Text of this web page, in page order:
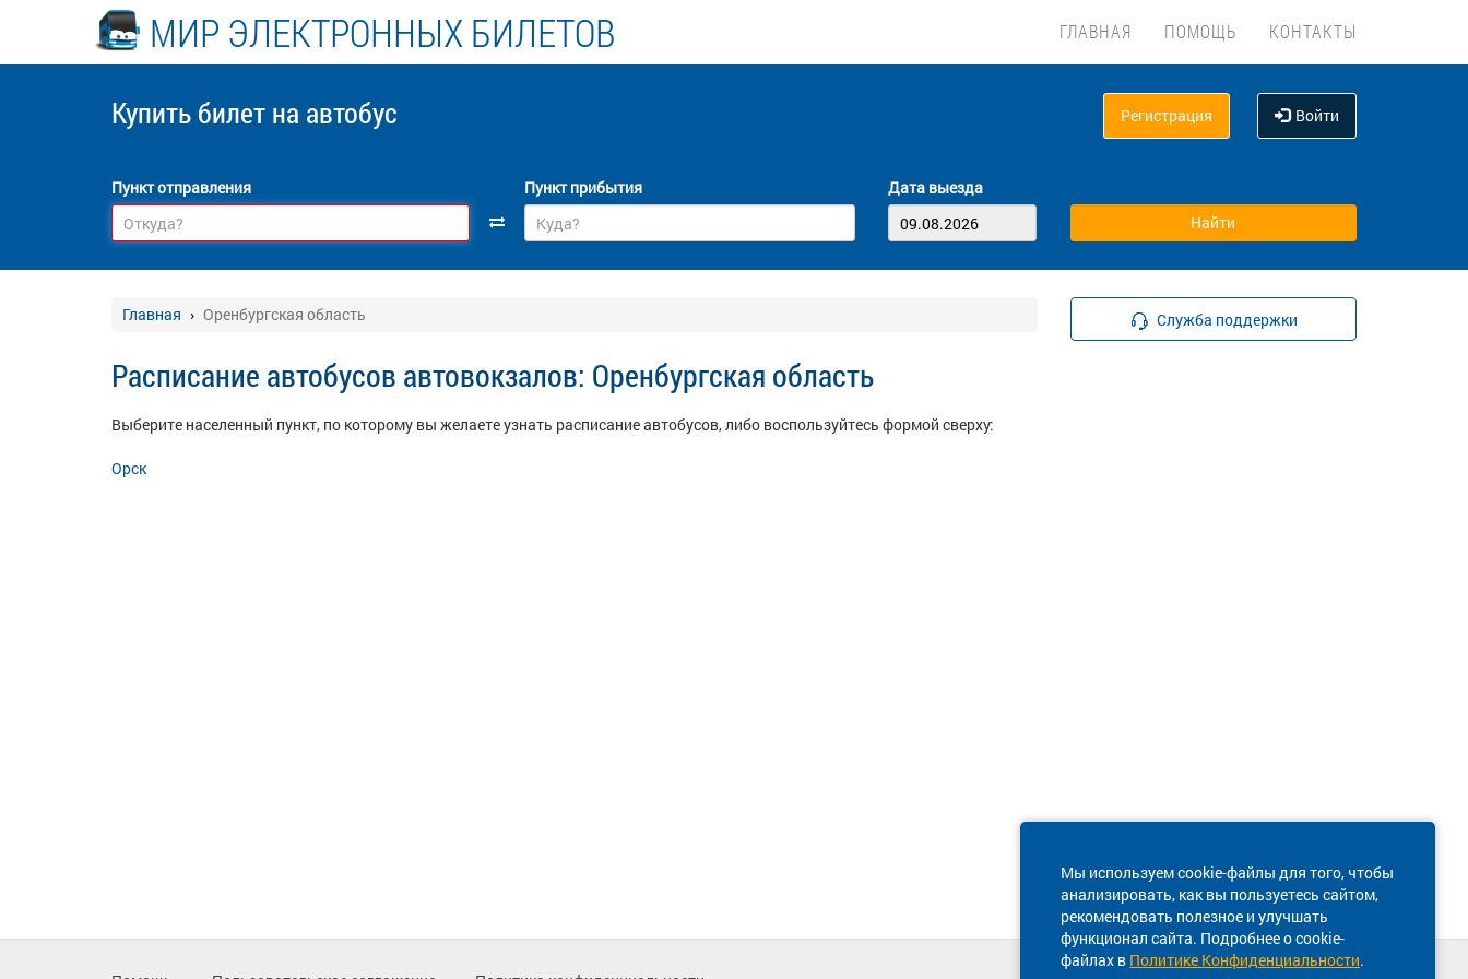
МИР ЭЛЕКТРОННЫХ БИЛЕТОВ ГЛАВНАЯ ПОМОЩЬ КОНТАКТЫ
Купить билет на автобус Регистрация Войти
Пункт отправления Пункт прибытия Дата выезда
Главная Оренбургская область
Расписание автобусов автовокзалов: Оренбургская область
Выберите населенный пункт, по которому вы желаете узнать расписание автобусов, либо воспользуйтесь формой сверху:
Орск
Служба поддержки
Мы используем cookie-файлы для того, чтобы
анализировать, как вы пользуетесь сайтом,
рекомендовать полезное и улучшать
функционал сайта. Подробнее о cookie-
файлах в Политике Конфиденциальности.